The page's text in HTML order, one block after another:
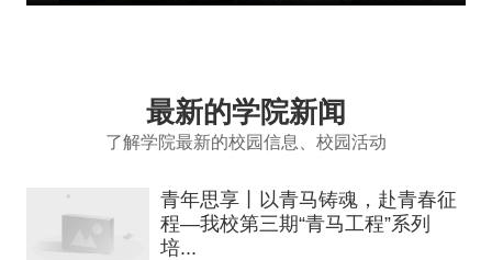
最新的学院新闻
了解学院最新的校园信息、校园活动
青年思享丨以青马铸魂，赴青春征
程—我校第三期“青马工程”系列
培...